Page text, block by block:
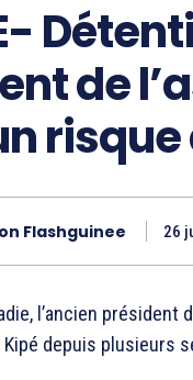
de
risque
Flashguinee 26
l’ancien président
depuis plusieurs